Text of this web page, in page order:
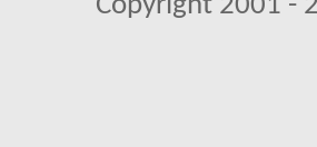
Copyright 2001 -